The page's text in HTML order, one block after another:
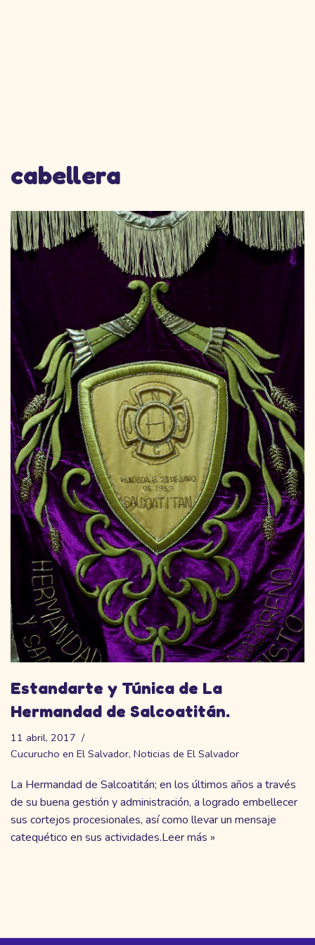
cabellera
Estandarte y Túnica de La
Hermandad de Salcoatitán.
11 abril, 2017
Cucurucho en El Salvador, Noticias de El Salvador
La Hermandad de Salcoatitán; en los últimos años a través
de su buena gestión y administración, a logrado embellecer
sus cortejos procesionales, así como llevar un mensaje
catequético en sus actividades.Leer más »